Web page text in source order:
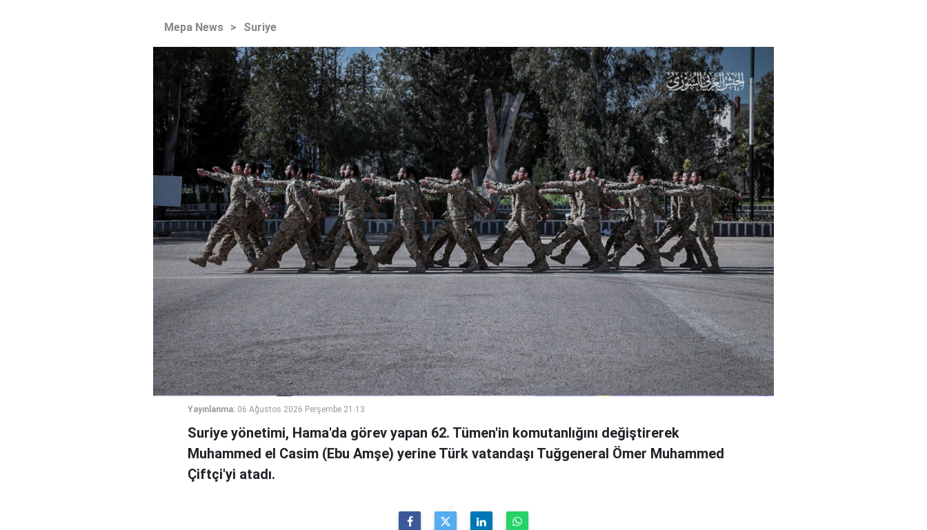
Mepa News > Suriye
Yayınlanma: 06 Ağustos 2026 Perşembe 21:13
Suriye yönetimi, Hama'da görev yapan 62. Tümen'in komutanlığını değiştirerek
Muhammed el Casim (Ebu Amşe) yerine Türk vatandaşı Tuğgeneral Ömer Muhammed
Çiftçi'yi atadı.